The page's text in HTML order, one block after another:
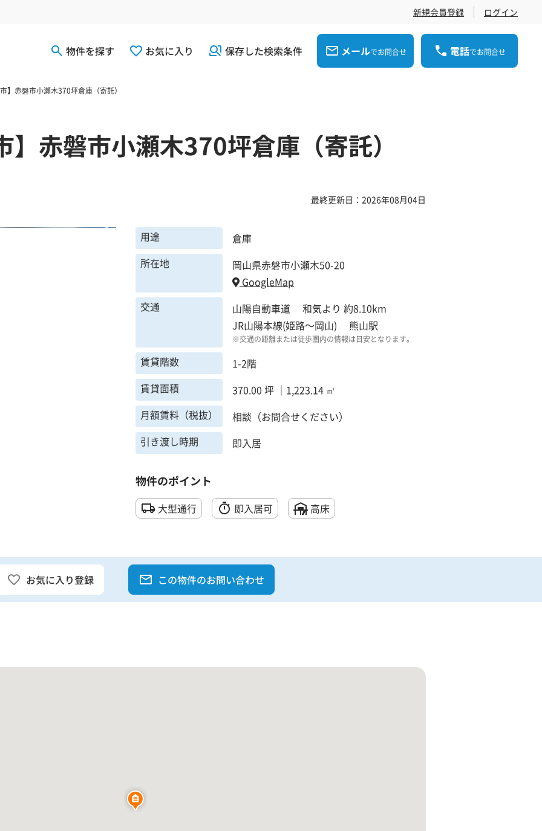
新規会員登録 ログイン
物件を探す お気に入り 保存した検索条件 メールでお問合せ 電話でお問合せ
】赤磐市小瀬木370坪倉庫（寄託）
】赤磐市小瀬木370坪倉庫（寄託）
最終更新日：2026年08月04日
用途
倉庫
所在地
岡山県赤磐市小瀬木50-20
GoogleMap
交通
山陽自動車道 和気より 約8.10km
JR山陽本線(姫路～岡山) 熊山駅
※交通の距離または徒歩圏内の情報は目安となります。
賃貸階数
1-2階
賃貸面積
370.00 坪 ｜1,223.14 ㎡
月額賃料（税抜）
相談（お問合せください）
引き渡し時期
即入居
物件のポイント
大型通行 即入居可 高床
お気に入り登録 この物件のお問い合わせ